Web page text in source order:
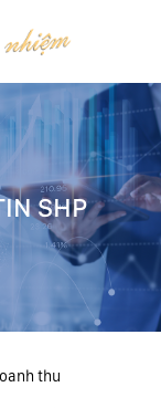
SHP
thu